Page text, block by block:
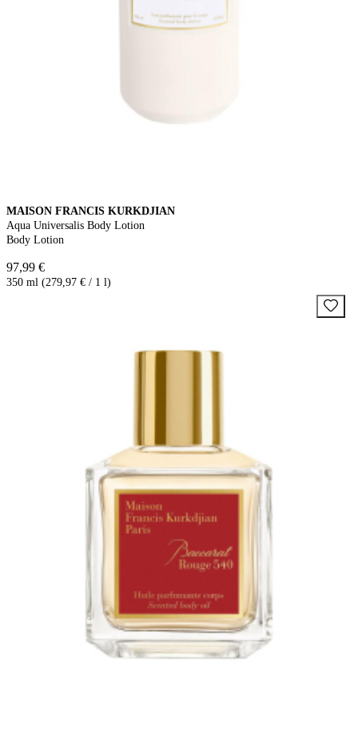
MAISON FRANCIS KURKDJIAN
Aqua Universalis Body Lotion
Body Lotion
97,99 €
350 ml (279,97 € / 1 l)